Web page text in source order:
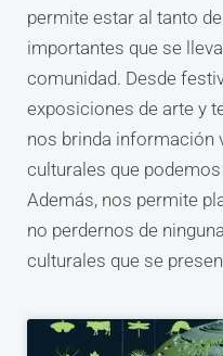
permite estar al tanto
importantes que se
comunidad. Desde
exposiciones de arte y
nos brinda información
culturales que
Además, nos permite
no perdernos de
culturales que se